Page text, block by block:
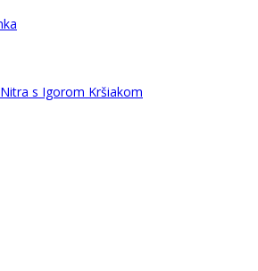
s Igorom Kršiakom